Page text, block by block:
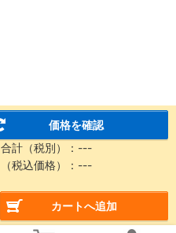
価格を確認
合計（税別）： ---
（税込価格）： ---
カートへ追加